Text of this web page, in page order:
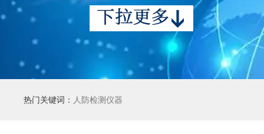
热门关键词： 人防检测仪器